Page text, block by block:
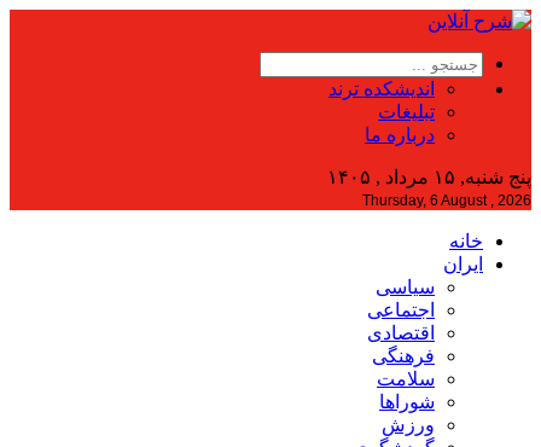
اندیشکده ترند
تبلیغات
درباره ما
پنج شنبه, ۱۵ مرداد , ۱۴۰۵
Thursday, 6 August , 2026
خانه
ایران
سیاسی
اجتماعی
اقتصادی
فرهنگی
سلامت
شوراها
ورزش